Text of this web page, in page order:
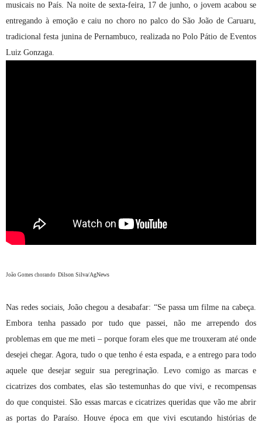
musicais no País. Na noite de sexta-feira, 17 de junho, o jovem acabou se
entregando à emoção e caiu no choro no palco do São João de Caruaru,
tradicional festa junina de Pernambuco, realizada no Polo Pátio de Eventos
Luiz Gonzaga.
João Gomes chorando Dilson Silva/AgNews
Nas redes sociais, João chegou a desabafar: “Se passa um filme na cabeça.
Embora tenha passado por tudo que passei, não me arrependo dos
problemas em que me meti – porque foram eles que me trouxeram até onde
desejei chegar. Agora, tudo o que tenho é esta espada, e a entrego para todo
aquele que desejar seguir sua peregrinação. Levo comigo as marcas e
cicatrizes dos combates, elas são testemunhas do que vivi, e recompensas
do que conquistei. São essas marcas e cicatrizes queridas que vão me abrir
as portas do Paraíso. Houve época em que vivi escutando histórias de